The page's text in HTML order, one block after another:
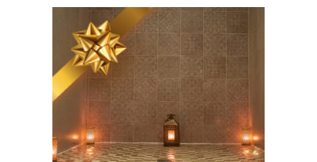
SELECT
OPTIONS